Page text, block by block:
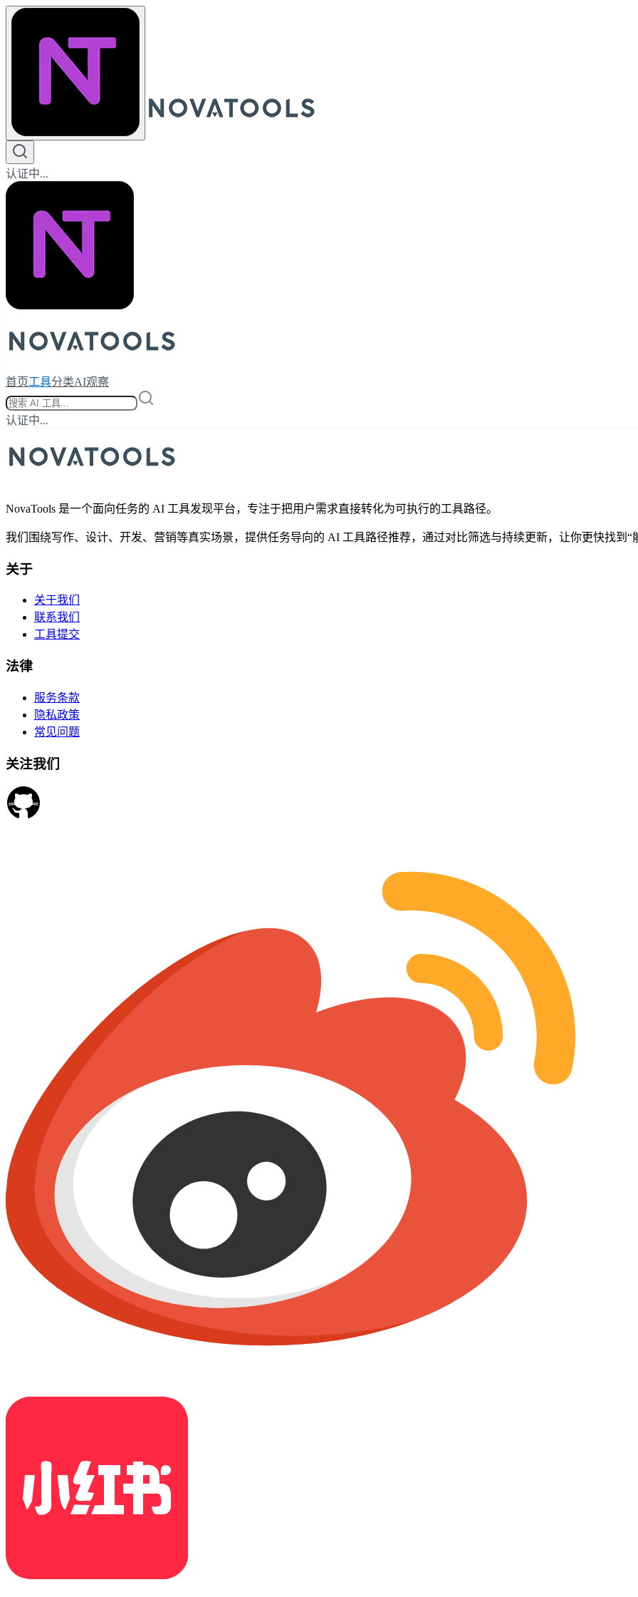
认证中...
首页工具分类AI观察
认证中...
NovaTools 是一个面向任务的 AI 工具发现平台，专注于把用户需求直接转化为可执行的工具路径。
我们围绕写作、设计、开发、营销等真实场景，提供任务导向的 AI 工具路径推荐，通过对比筛选与持续更新，让你更快找到“
关于
关于我们
联系我们
工具提交
法律
服务条款
隐私政策
常见问题
关注我们